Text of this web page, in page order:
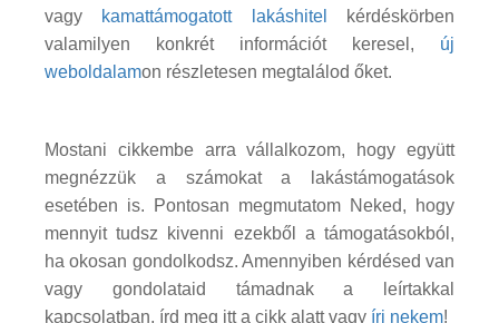
vagy kamattámogatott lakáshitel
kérdéskörben
valamilyen konkrét információt keresel, új
weboldalamon részletesen megtalálod őket.
Mostani cikkembe arra vállalkozom, hogy együtt
megnézzük a számokat a lakástámogatások
esetében is. Pontosan megmutatom Neked, hogy
mennyit tudsz kivenni ezekből a támogatásokból,
ha okosan gondolkodsz. Amennyiben kérdésed van
vagy gondolataid támadnak a leírtakkal
kapcsolatban, írd meg itt a cikk alatt vagy írj nekem!